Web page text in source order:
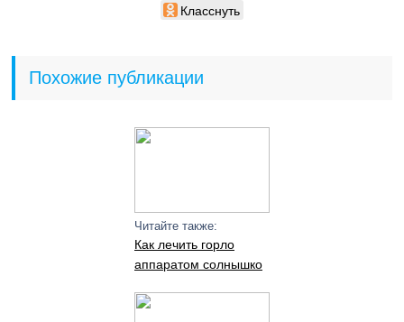
Класснуть
Похожие публикации
Читайте также:
Как лечить горло
аппаратом солнышко